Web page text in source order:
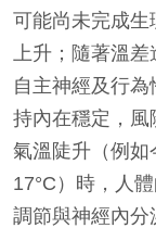
可能尚未完成生
上升；隨著溫
自主神經及行
持內在穩定，風
氣溫陡升（例如
17°C）時，人
調節與神經內分